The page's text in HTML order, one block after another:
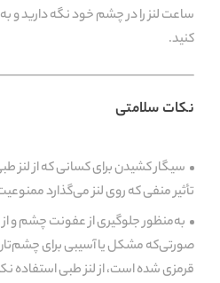
ساعت لنز را در چشم خود نگه‌ دارید و
کنید.
نکات سلامتی
سیگار کشیدن برای کسانی که از لنز
تأثیر منفی که روی لنز می‌گذارد
به‌منظور جلوگیری از عفونت چشم و
صورتی‌که مشکل یا آسیبی برای
قرمزی شده است، از لنز طبی استفاده